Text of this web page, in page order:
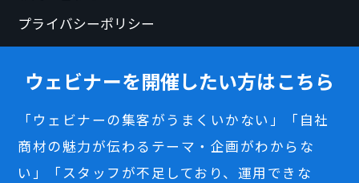
プライバシーポリシー
ウェビナーを開催したい方はこちら
「ウェビナーの集客がうまくいかない」「自社
商材の魅力が伝わるテーマ・企画がわからな
い」「スタッフが不足しており、運用できな